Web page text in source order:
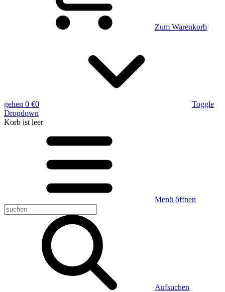
Zum Warenkorb
gehen 0 €0
Toggle
Dropdown
Korb ist leer
Menü öffnen
Aufsuchen